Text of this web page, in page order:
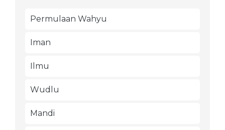
Permulaan Wahyu
Iman
Ilmu
Wudlu
Mandi